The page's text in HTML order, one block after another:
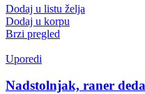
Dodaj u listu želja
Dodaj u korpu
Brzi pregled
Uporedi
Nadstolnjak, raner